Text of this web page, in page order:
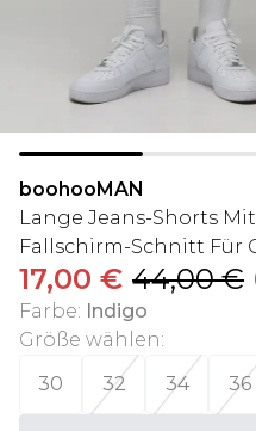
boohooMAN
Lange Jeans-Shorts
Fallschirm-Schnitt Für
17,00 € 44,00 €
Farbe: Indigo
Größe wählen:
30
32 34 36